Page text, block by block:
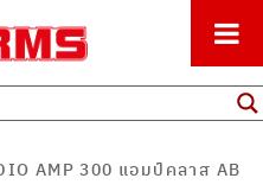
มต้นถึงมืออาชีพ
AMP 300 แอมป์คลาส AB